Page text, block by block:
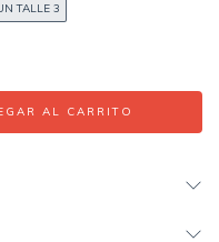
TALLE 3